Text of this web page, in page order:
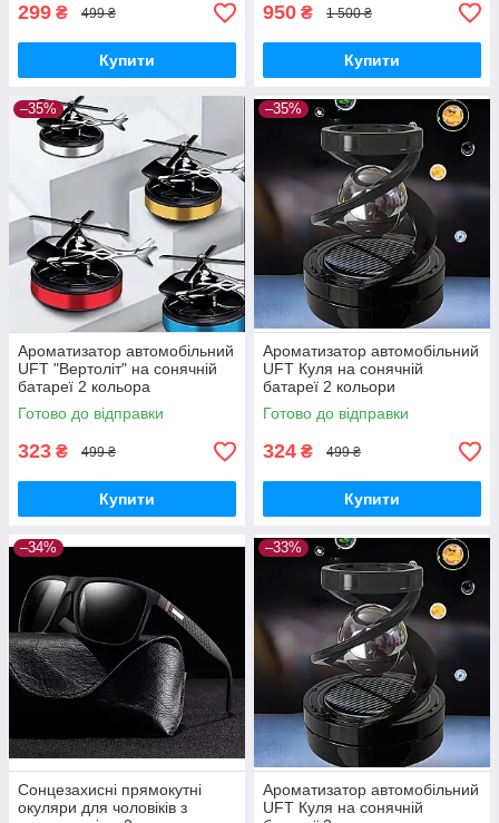
299 ₴ 499 ₴
Купити
950 ₴ 1 500 ₴
Купити
–35%
Ароматизатор автомобільний
UFT "Вертоліт" на сонячній
батареї 2 кольора
Готово до відправки
323 ₴ 499 ₴
Купити
–35%
Ароматизатор автомобільний
UFT Куля на сонячній
батареї 2 кольори
Готово до відправки
324 ₴ 499 ₴
Купити
–34%
Сонцезахисні прямокутні
окуляри для чоловіків з
–33%
Ароматизатор автомобільний
UFT Куля на сонячній